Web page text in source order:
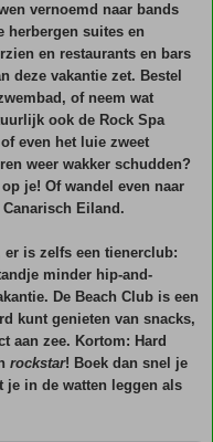
vernoemd naar bands
herbergen suites en
en restaurants en bars
deze vakantie zet. Bestel
of neem wat
ook de Rock Spa
even het luie zweet
weer wakker schudden?
je! Of wandel even naar
Eiland.
er is zelfs een tienerclub:
minder hip-and-
De Beach Club is een
kunt genieten van snacks,
aan zee. Kortom: Hard
rockstar! Boek dan snel je
je in de watten leggen als